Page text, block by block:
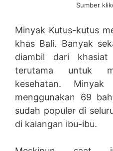
Sumber
Minyak Kutus-kutus
khas Bali. Banyak
diambil dari khasiat
terutama untuk
kesehatan.
menggunakan 69
sudah populer di
di kalangan ibu-ibu.